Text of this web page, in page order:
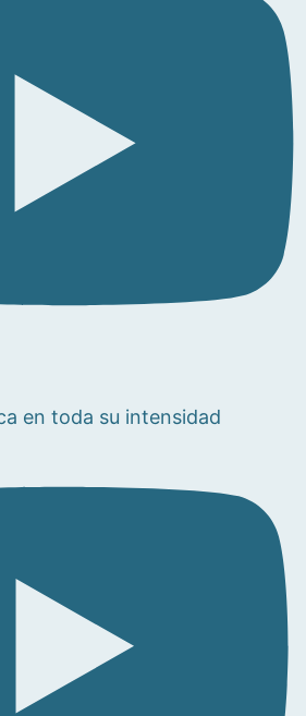
en toda su intensidad